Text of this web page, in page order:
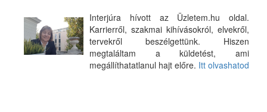
Interjúra hívott az Üzletem.hu oldal.
Karrierről, szakmai kihívásokról, elvekről,
tervekről beszélgettünk. Hiszen
megtaláltam a küldetést, ami
megállíthatatlanul hajt előre. Itt olvashatod